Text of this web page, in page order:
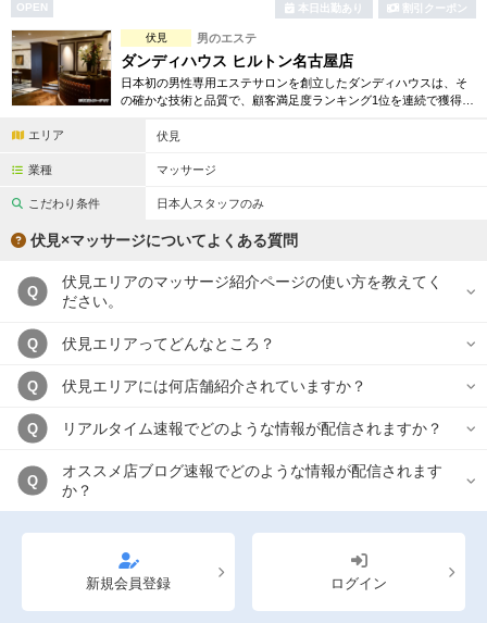
団体割引 ポイントカード有
キャッシュレス決済OK 領収証発行可
2名様歓迎 団体様歓迎
完全個室
日本人スタッフのみ
スタッフ指名可
駅から徒歩5分以内
閉じる
OPEN 本日出勤あり 割引クーポン
伏見 男のエステ
ダンディハウス ヒルトン名古屋店
日本初の男性専用エステサロンを創立したダンディハウスは、そ
の確かな技術と品質で、顧客満足度ランキング1位を連続で獲得。
多数ご用意しております。
エリア 伏見
業種 マッサージ
こだわり条件 日本人スタッフのみ
伏見×マッサージについてよくある質問
Q
伏見エリアのマッサージ紹介ページの使い方を教えてく
ださい。
Q 伏見エリアってどんなところ？
Q 伏見エリアには何店舗紹介されていますか？
Q リアルタイム速報でどのような情報が配信されますか？
Q
オススメ店ブログ速報でどのような情報が配信されます
か？
新規会員登録 ログイン